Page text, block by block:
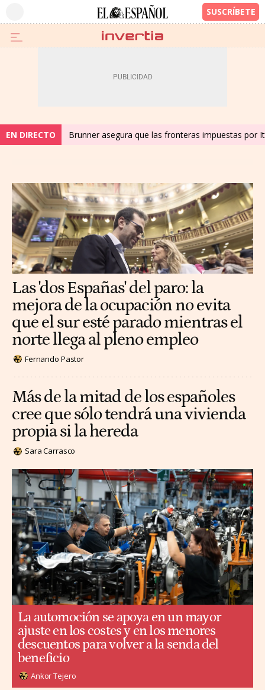
EN DIRECTO Brunner asegura que las fronteras impuestas por
Las 'dos Españas' del paro: la
mejora de la ocupación no evita
que el sur esté parado mientras el
norte llega al pleno empleo
Fernando Pastor
Más de la mitad de los españoles
cree que sólo tendrá una vivienda
propia si la hereda
Sara Carrasco
La automoción se apoya en un mayor
ajuste en los costes y en los menores
descuentos para volver a la senda del
beneficio
Ankor Tejero